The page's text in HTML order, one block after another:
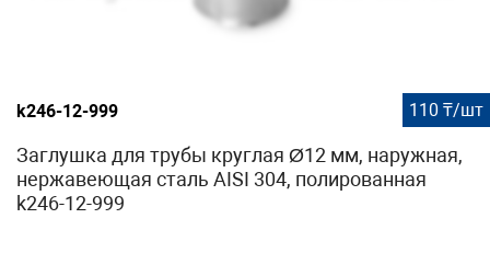
k246-12-999 110 ₸/шт
Заглушка для трубы круглая Ø12 мм, наружная,
нержавеющая сталь AISI 304, полированная
k246-12-999